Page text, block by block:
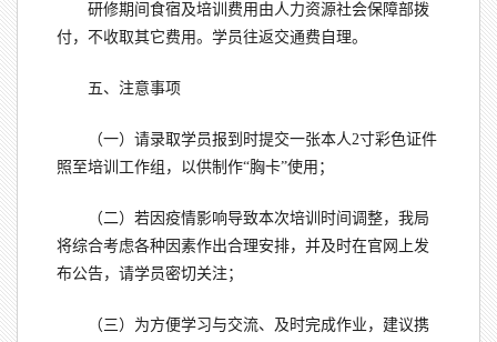
研修期间食宿及培训费用由人力资源社会保障部拨
付，不收取其它费用。学员往返交通费自理。
五、注意事项
（一）请录取学员报到时提交一张本人2寸彩色证件
照至培训工作组，以供制作“胸卡”使用；
（二）若因疫情影响导致本次培训时间调整，我局
将综合考虑各种因素作出合理安排，并及时在官网上发
布公告，请学员密切关注；
（三）为方便学习与交流、及时完成作业，建议携